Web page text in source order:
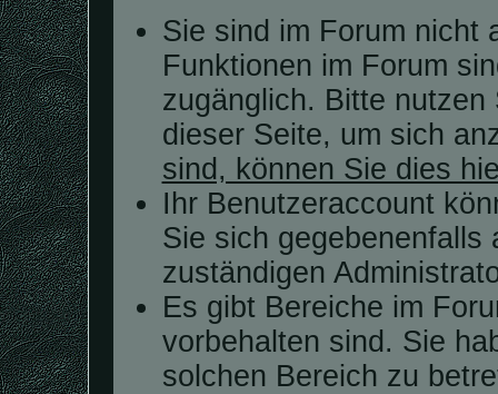
Sie sind im Forum nicht
Funktionen im Forum
zugänglich. Bitte
dieser Seite, um sich
sind, können Sie dies
Ihr Benutzeraccount
Sie sich gegebenenfalls
zuständigen
Es gibt Bereiche im
vorbehalten sind. Sie
solchen Bereich zu